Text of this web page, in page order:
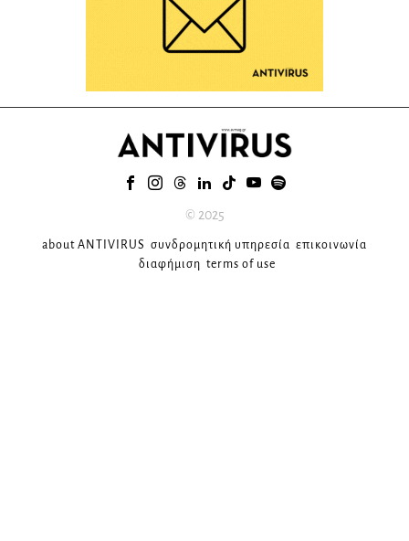
© 2025
about ANTIVIRUS συνδρομητική υπηρεσία επικοινωνία
διαφήμιση terms of use